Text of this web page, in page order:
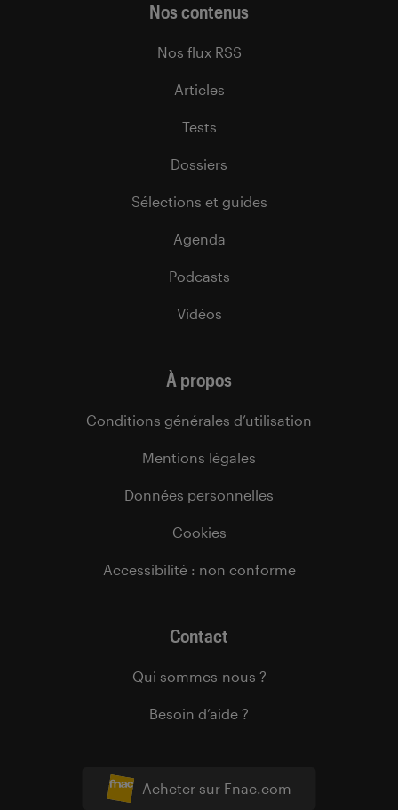
Acheter sur Fnac.com
Nos contenus
Nos flux RSS
Articles
Tests
Dossiers
Sélections et guides
Agenda
Podcasts
Vidéos
À propos
Conditions générales d’utilisation
Mentions légales
Données personnelles
Cookies
Accessibilité : non conforme
Contact
Qui sommes-nous ?
Besoin d’aide ?